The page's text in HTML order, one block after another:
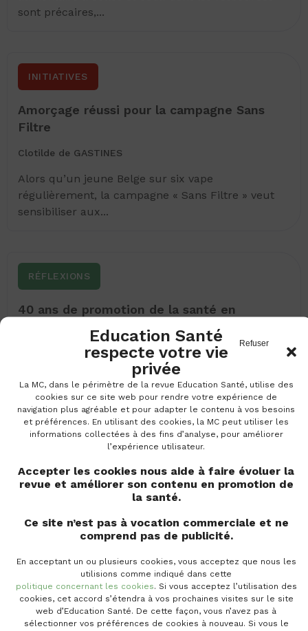
Education Santé
respecte votre vie
privée
La MC, dans le périmètre de la revue Education Santé, utilise des
cookies sur ce site web pour rendre votre expérience de
navigation plus agréable et pour adapter le contenu à vos besoins
et préférences. En utilisant des cookies, la MC peut utiliser les
informations collectées à des fins d’analyse, pour améliorer
l’expérience utilisateur.
Accepter les cookies nous aide à faire évoluer la
revue et améliorer son contenu en promotion de
la santé.
Ce site n’est pas à vocation commerciale et ne
comprend pas de publicité.
En acceptant un ou plusieurs cookies, vous acceptez que nous les
utilisions comme indiqué dans cette
politique concernant les cookies. Si vous acceptez l’utilisation des
cookies, cet accord s’étendra à vos prochaines visites sur le site
web d’Education Santé. De cette façon, vous n’avez pas à
sélectionner vos préférences de cookies à nouveau. Si vous le
Refuser
sont précaires,...
INITIATIVES
Amorçage réussi pour la campagne Sans
Filtre
Clotilde de GASTINES
Alors qu’un jeune Belge sur six vape
régulièrement, la campagne « Sans Filtre » veut
sensibiliser aux...
RÉFLEXIONS
40 ans de promotion de la santé en
Belgique. Le regard de Stephan Van den
Professeur ordinaire à l’UCLouvain, Stephan Van
den Broucke a longtemps travaillé pour l’Institut
flamand pour...
L’interculturalité dans les soins aux
personnes âgées
Service Universitaire de Promotion de la Santé
Uclouvain/IRSS-RESO
La thématique de l’interculturalité dans les soins
vous intéresse ? Le RESO vous invite à une...